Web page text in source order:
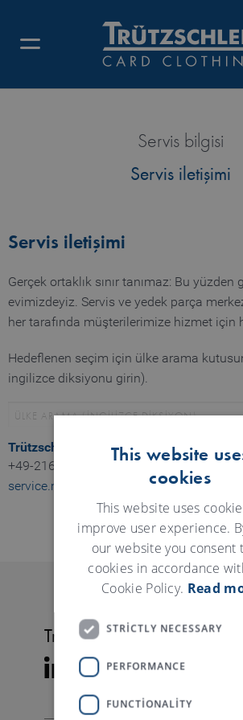
Servis bilgisi
Servis iletişimi
Servis iletişimi
Gerçek ortaklık sınır tanımaz: Bu
evimizdeyiz. Servis ve yedek parça
her tarafında müşterilerimize hizmet için
Hedeflenen seçim için ülke arama
ingilizce diksiyonu girin).
Trützschler Customer Service
+49-2166-607463
service.mg(at)truetzschler.de
Trützschler takip edin.
This website
cookies
This website uses
improve user experience.
our website you consent
cookies in accordance
Cookie Policy. Read
STRICTLY NECESSARY
PERFORMANCE
FUNCTIONALITY